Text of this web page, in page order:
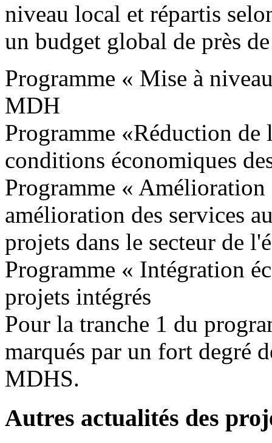
niveau local et répartis
un budget global de près
Programme « Mise à
MDH
Programme «Réduction
conditions économiques
Programme «
amélioration des services
projets dans le secteur de
Programme « Intégration
projets intégrés
Pour la tranche 1 du
marqués par un fort degré
MDHS.
Autres actualités des